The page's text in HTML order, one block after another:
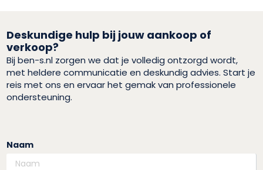
Deskundige hulp bij jouw aankoop of
verkoop?
Bij ben-s.nl zorgen we dat je volledig ontzorgd wordt,
met heldere communicatie en deskundig advies. Start je
reis met ons en ervaar het gemak van professionele
ondersteuning.
Naam